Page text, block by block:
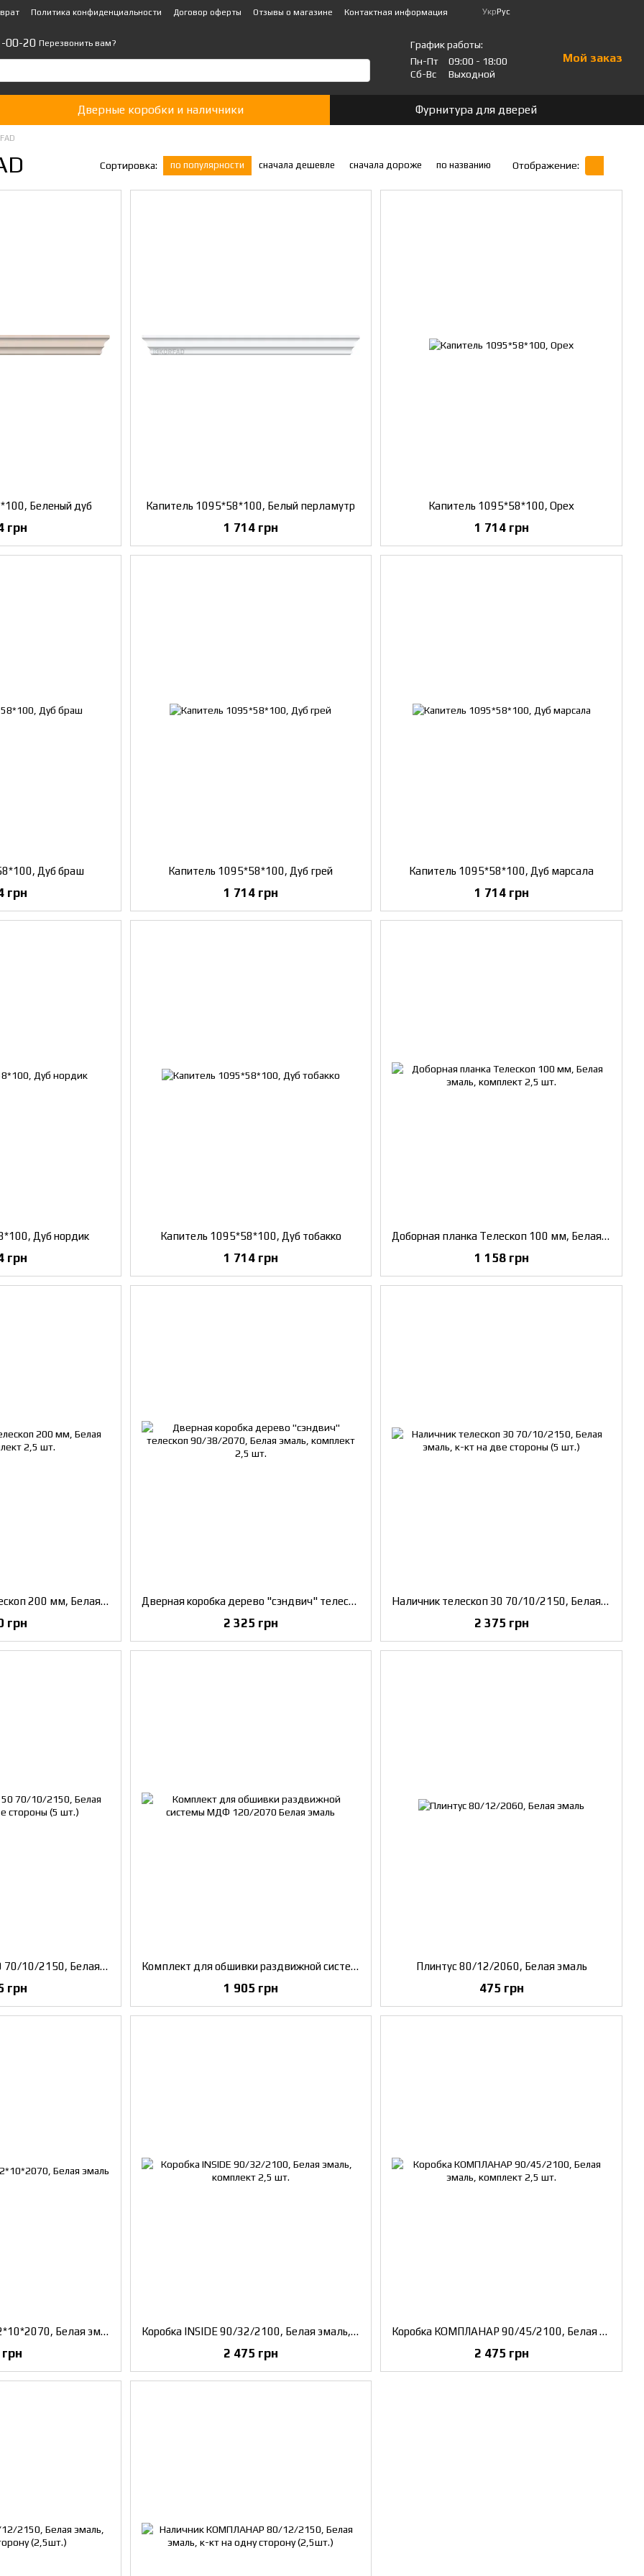
Политика конфиденциальности Договор оферты Отзывы о магазине Контактная информация УкрРус
00-20 Перезвонить вам?
График работы:
Пн-Пт
09:00 - 18:00
Сб-Вс
Выходной
Мой заказ
Дверные коробки и наличники Фурнитура для дверей
Сортировка: по популярности сначала дешевле сначала дороже по названию Отображение:
Беленый дуб
грн
Капитель 1095*58*100, Белый перламутр
1 714 грн
Капитель 1095*58*100, Орех
1 714 грн
Дуб браш
грн
Капитель 1095*58*100, Дуб грей
1 714 грн
Капитель 1095*58*100, Дуб марсала
1 714 грн
Дуб нордик
грн
Капитель 1095*58*100, Дуб тобакко
1 714 грн
Доборная планка Телескоп 100 мм, Белая эмаль, комплект 2,5 шт.
1 158 грн
Доборная планка Телескоп 200 мм, Белая эмаль, комплект 2,5 шт.
грн
Дверная коробка дерево "сэндвич" телескоп 90/38/2070, Белая эмаль, комплект 2,5 шт.
2 325 грн
Наличник телескоп 30 70/10/2150, Белая эмаль, к-кт на две стороны (5 шт.)
2 375 грн
Наличник телескоп 50 70/10/2150, Белая эмаль, к-кт на две стороны (5 шт.)
грн
Комплект для обшивки раздвижной системы МДФ 120/2070 Белая эмаль
1 905 грн
Плинтус 80/12/2060, Белая эмаль
475 грн
Притворная планка 32*10*2070, Белая эмаль Коробка INSIDE 90/32/2100, Белая эмаль, комплект 2,5 шт.
2 475 грн
Коробка КОМПЛАНАР 90/45/2100, Белая эмаль, комплект 2,5 шт.
2 475 грн